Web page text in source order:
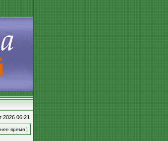
2026 06:21
время ]